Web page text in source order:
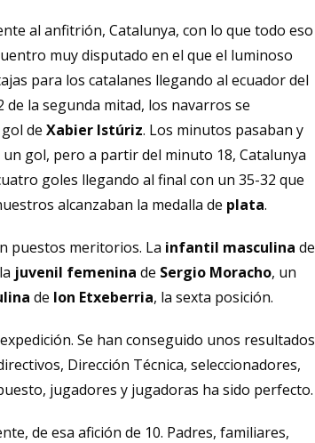
al anfitrión, Catalunya, con lo que todo eso
muy disputado en el que el luminoso
para los catalanes llegando al ecuador del
la segunda mitad, los navarros se
de Xabier Istúriz. Los minutos pasaban y
un gol, pero a partir del minuto 18, Catalunya
goles llegando al final con un 35-32 que
alcanzaban la medalla de plata.
puestos meritorios. La infantil masculina de
juvenil femenina de Sergio Moracho, un
de Ion Etxeberria, la sexta posición.
Se han conseguido unos resultados
Dirección Técnica, seleccionadores,
jugadores y jugadoras ha sido perfecto.
de esa afición de 10. Padres, familiares,